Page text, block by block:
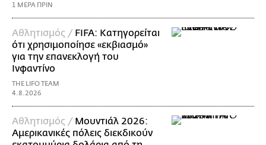
1 ΜΕΡΑ ΠΡΙΝ
Αθλητισμός / FIFA: Κατηγορείται
ότι χρησιμοποίησε «εκβιασμό»
για την επανεκλογή του
Ινφαντίνο
THE LIFO TEAM
4.8.2026
Αθλητισμός / Μουντιάλ 2026:
Αμερικανικές πόλεις διεκδικούν